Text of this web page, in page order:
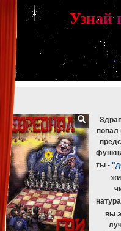
[phpBB Debug] PHP Warning : in file
mysqli_fetch_assoc(): Couldn't fetch
[phpBB Debug] PHP Warning: in file
mysqli_free_result(): Couldn't fetch
[phpBB Debug] PHP Warning
mysqli_fetch_assoc(): Couldn't fetch
[phpBB Debug] PHP Warning
: in file
mysqli_free_result(): Couldn't fetch
[phpBB Debug] PHP Warning: in file
mysqli_fetch_assoc(): Couldn't fetch
[phpBB Debug] PHP Warning
mysqli_free_result(): Couldn't fetch
Узнай
попал
ты -
вы